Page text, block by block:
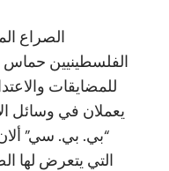
الصراع
الفلسطينيين
للمضايقات
يعملان في وسائل
“بي. بي. سي”
التي يتعرض لها